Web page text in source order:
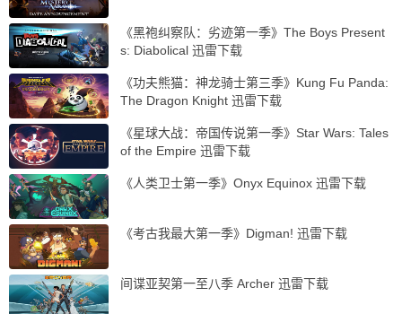
《黑袍纠察队：劣迹第一季》The Boys Present
s: Diabolical 迅雷下载
《功夫熊猫：神龙骑士第三季》Kung Fu Panda:
The Dragon Knight 迅雷下载
《星球大战：帝国传说第一季》Star Wars: Tales
of the Empire 迅雷下载
《人类卫士第一季》Onyx Equinox 迅雷下载
《考古我最大第一季》Digman! 迅雷下载
间谍亚契第一至八季 Archer 迅雷下载